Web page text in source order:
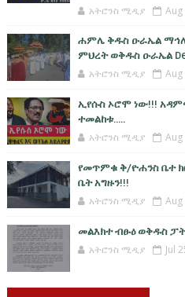
አትሮንስ ሚዲያ Aug
ሐምሌ ቅዱስ ዑራኤል
ምህረት ወቅዱስ ዑራኤል
አትሮንስ ሚዲያ Aug
ኢየሱስ ኦሮሞ ነው!!!
ተመልከቱ.....
አትሮንስ ሚዲያ Aug
የመጥምቁ ቅ/ዮሐንስ ቤተ
ቤት አግዙን!!!
አትሮንስ ሚዲያ Aug
መልእክተ ብፁዕ ወቅዱስ
አትሮንስ ሚዲያ Jul